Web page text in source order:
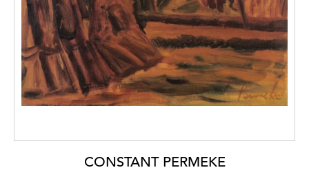
CONSTANT PERMEKE